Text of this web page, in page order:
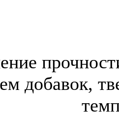
добавок,